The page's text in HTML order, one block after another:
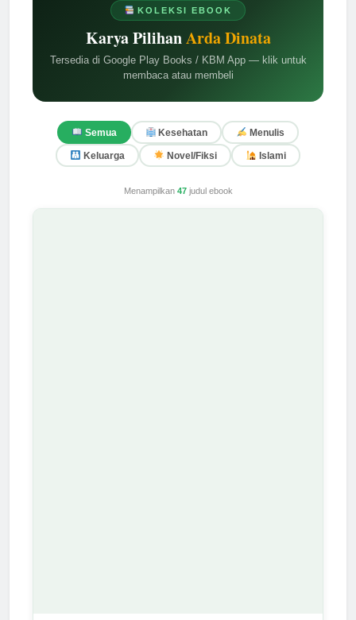
KOLEKSI EBOOK
Karya PilihanArda Dinata
Tersedia di Google Play Books / KBM App — klik untuk
membaca atau membeli
Semua Kesehatan Menulis
Keluarga Novel/Fiksi Islami
Menampilkan 47judul ebook